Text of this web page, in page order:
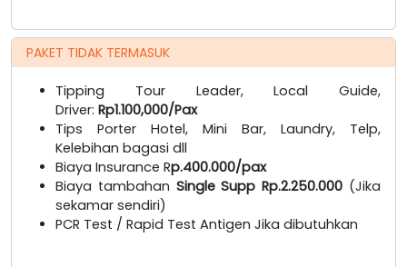
PAKET TIDAK TERMASUK
Tipping Tour Leader, Local Guide,
Driver: Rp1.100,000/Pax
Tips Porter Hotel, Mini Bar, Laundry, Telp,
Kelebihan bagasi dll
Biaya Insurance Rp.400.000/pax
Biaya tambahan Single Supp Rp.2.250.000 (Jika
sekamar sendiri)
PCR Test / Rapid Test Antigen Jika dibutuhkan